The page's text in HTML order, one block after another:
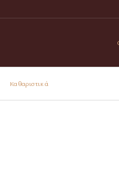
Καθαριστικά